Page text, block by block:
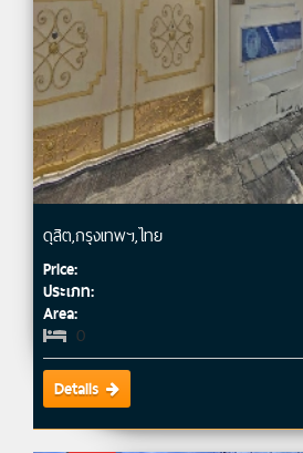
ดุสิต,กรุงเทพฯ,ไทย
Price:
ประเภท:
Area:
0
Details